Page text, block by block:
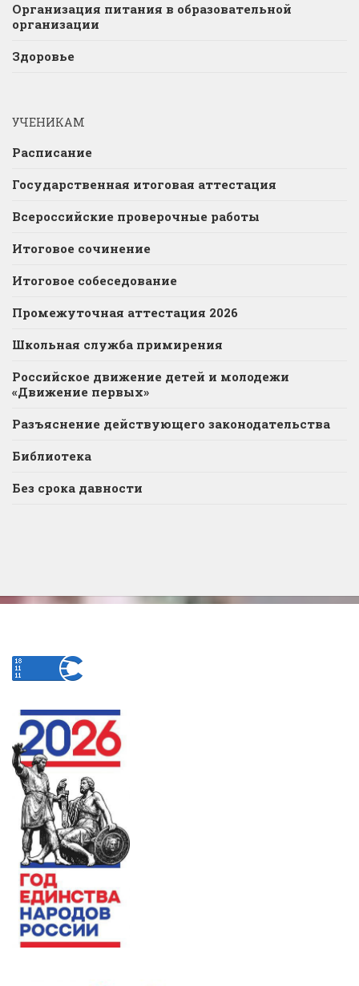
Организация питания в образовательной
организации
Здоровье
УЧЕНИКАМ
Расписание
Государственная итоговая аттестация
Всероссийские проверочные работы
Итоговое сочинение
Итоговое собеседование
Промежуточная аттестация 2026
Школьная служба примирения
Российское движение детей и молодежи
«Движение первых»
Разъяснение действующего законодательства
Библиотека
Без срока давности